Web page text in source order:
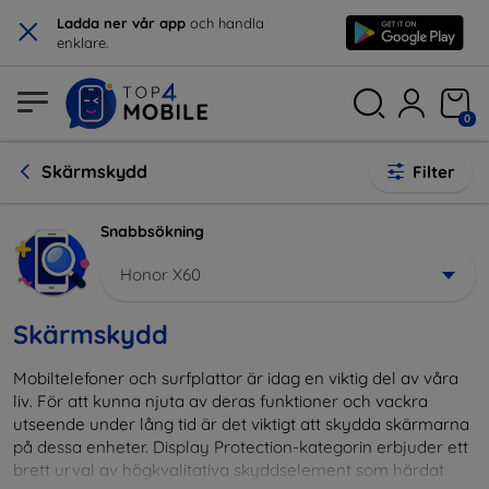
× Ladda ner vår app och handla
enklare.
0
Skärmskydd Filter
Snabbsökning
Honor X60
Skärmskydd
Mobiltelefoner och surfplattor är idag en viktig del av våra
liv. För att kunna njuta av deras funktioner och vackra
utseende under lång tid är det viktigt att skydda skärmarna
på dessa enheter. Display Protection-kategorin erbjuder ett
brett urval av högkvalitativa skyddselement som härdat